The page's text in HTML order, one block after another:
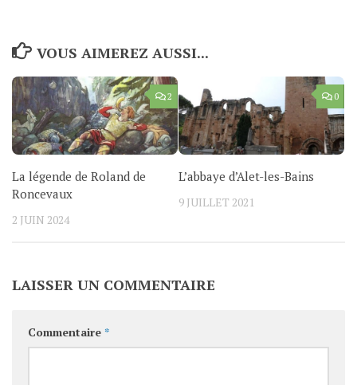
VOUS AIMEREZ AUSSI...
2
La légende de Roland de
Roncevaux
2 JUIN 2024
0
L’abbaye d’Alet-les-Bains
9 JUILLET 2021
LAISSER UN COMMENTAIRE
Commentaire *